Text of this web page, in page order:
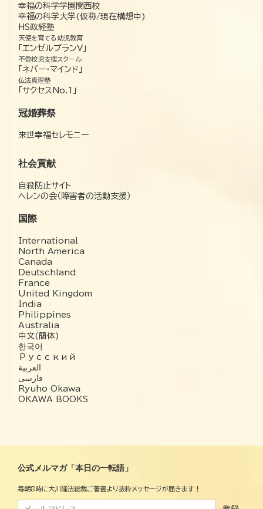
幸福の科学学園関西校
幸福の科学大学(仮称/現在構想中)
HS政経塾
天使を育てる幼児教育
「エンゼルプランV」
不登校児支援スクール
「ネバー・マインド」
仏法真理塾
「サクセスNo.1」
冠婚葬祭
来世幸福セレモニー
社会貢献
自殺防止サイト
ヘレンの会（障害者の活動支援）
国際
International
North America
Canada
Deutschland
France
United Kingdom
India
Philippines
Australia
中文(簡体)
한국어
Русский
العربية‏
فارسی
Ryuho Okawa
OKAWA BOOKS
公式メルマガ「本日の一転語」
毎朝8時に大川隆法総裁ご著書より抜粋メッセージが届きます！